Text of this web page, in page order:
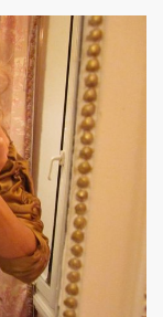
du
detaillee.
et HUGH
(Paris) :